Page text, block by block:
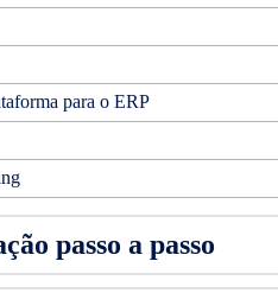
para o ERP
passo a passo